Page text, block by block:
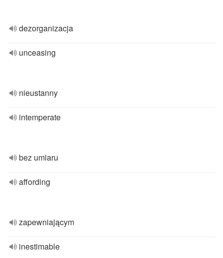
dezorganizacja
unceasing
nieustanny
intemperate
bez umiaru
affording
zapewniającym
inestimable